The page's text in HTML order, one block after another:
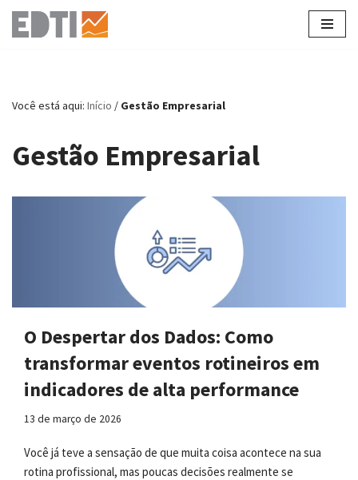
Pular
conteúdo
Você está aqui: Início / Gestão Empresarial
Gestão Empresarial
O Despertar dos Dados: Como
transformar eventos rotineiros em
indicadores de alta performance
13 de março de 2026
Você já teve a sensação de que muita coisa acontece na sua
rotina profissional, mas poucas decisões realmente se